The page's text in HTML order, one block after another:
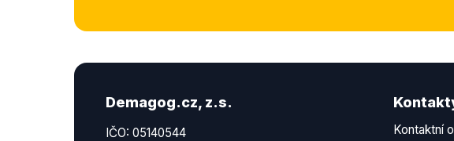
Demagog.cz, z.s.
IČO: 05140544
Kontaktní